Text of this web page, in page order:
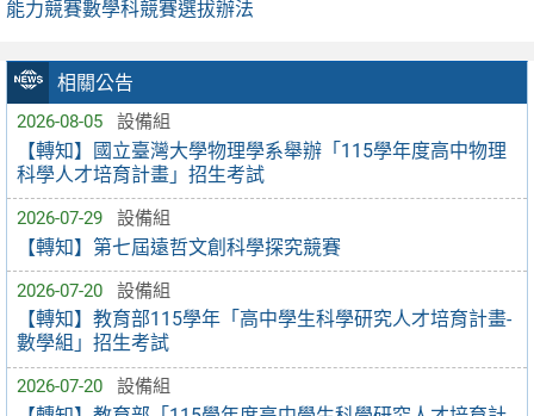
相關公告
2026-08-05 設備組
【轉知】國立臺灣大學物理學系舉辦「115學年度高中物理
科學人才培育計畫」招生考試
2026-07-29 設備組
【轉知】第七屆遠哲文創科學探究競賽
2026-07-20 設備組
【轉知】教育部115學年「高中學生科學研究人才培育計畫-
數學組」招生考試
2026-07-20 設備組
能力競賽數學科競賽選拔辦法